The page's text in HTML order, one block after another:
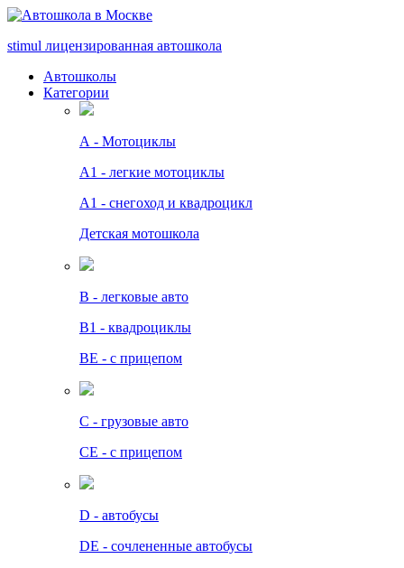
stimul лицензированная автошкола
Автошколы
Категории
А - Мотоциклы
A1 - легкие мотоциклы
A1 - снегоход и квадроцикл
Детская мотошкола
B - легковые авто
В1 - квадроциклы
BE - с прицепом
C - грузовые авто
СЕ - с прицепом
D - автобусы
DE - сочлененные автобусы